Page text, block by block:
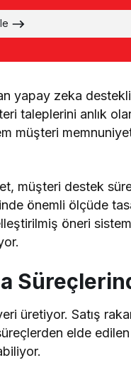
yapay zeka
taleplerini anlık
müşteri
müşteri destek
önemli ölçüde
öneri
üretiyor. Satış
elde